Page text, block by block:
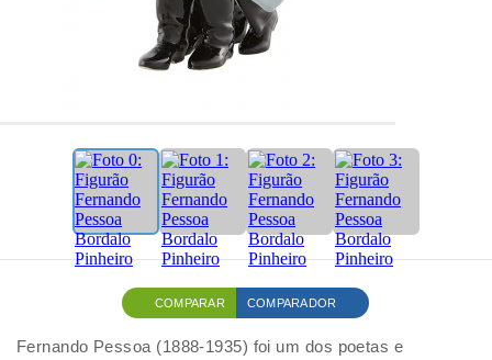
COMPARAR COMPARADOR
Fernando Pessoa (1888-1935) foi um dos poetas e